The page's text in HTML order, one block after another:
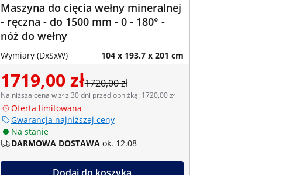
Maszyna do cięcia wełny mineralnej
- ręczna - do 1500 mm - 0 - 180° -
nóż do wełny
Wymiary (DxSxW) 104 x 193.7 x 201 cm
1719,00 zł1720,00 zł
Najniższa cena w zł z 30 dni przed obniżką: 1720,00 zł
Oferta limitowana
Gwarancja najniższej ceny
Na stanie
DARMOWA DOSTAWA ok. 12.08